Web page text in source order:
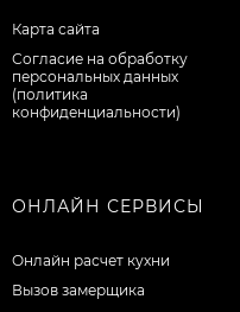
Карта сайта
Согласие на обработку
персональных данных
(политика
конфиденциальности)
ОНЛАЙН СЕРВИСЫ
Онлайн расчет кухни
Вызов замерщика